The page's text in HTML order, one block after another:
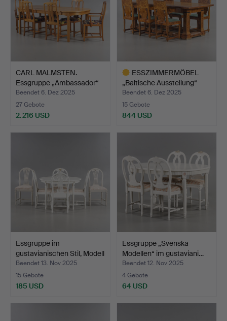
CARL MALMSTEN.
Essgruppe „Ambassador“
Nuss…
Beendet 6. Dez 2025
27 Gebote
2.216 USD
ESSZIMMERMÖBEL
„Baltische Ausstellung“
Alm…
Beendet 6. Dez 2025
15 Gebote
844 USD
Essgruppe im
gustavianischen Stil, Modell
…
Beendet 13. Nov 2025
15 Gebote
185 USD
Essgruppe „Svenska
Modellen“ im gustaviani…
Beendet 12. Nov 2025
4 Gebote
64 USD